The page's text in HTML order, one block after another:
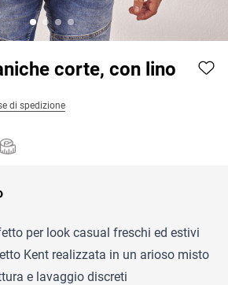
corte, con lino
di spedizione
per look casual freschi ed estivi
Kent realizzata in un arioso misto
e lavaggio discreti